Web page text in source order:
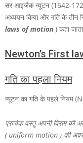
सर आइजैक न्यूटन (1642-
अध्ययन किया और गति के तीन
laws of motion ) कहा
Newton’s First
गति का पहला नियम
न्यूटन का गति के पहले नियम
प्रत्येक वस्तु अपनी विराम की
( uniform motion ) की